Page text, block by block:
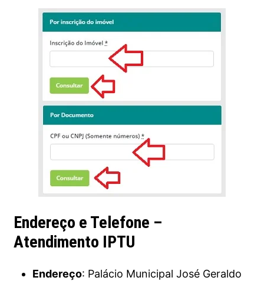
Endereço e Telefone –
Atendimento IPTU
Endereço: Palácio Municipal José Geraldo